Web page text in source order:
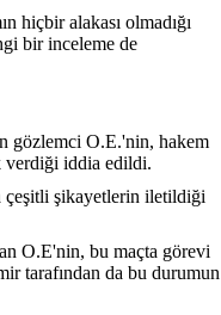
hiçbir alakası olmadığı
bir inceleme de
gözlemci O.E.'nin, hakem
verdiği iddia edildi.
çeşitli şikayetlerin iletildiği
O.E'nin, bu maçta görevi
tarafından da bu durumun